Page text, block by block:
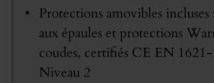
Protections amovibles
aux épaules et protections
coudes, certifiés CE EN
Niveau 2